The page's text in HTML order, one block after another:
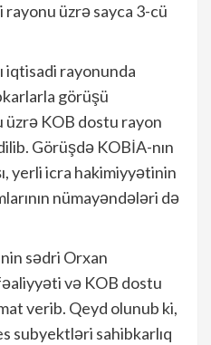
rayonu üzrə sayca 3-cü
iqtisadi rayonunda
görüşü
üzrə KOB dostu rayon
Görüşdə KOBİA-nın
yerli icra hakimiyyətinin
nümayəndələri də
sədri Orxan
və KOB dostu
verib. Qeyd olunub ki,
subyektləri sahibkarlıq